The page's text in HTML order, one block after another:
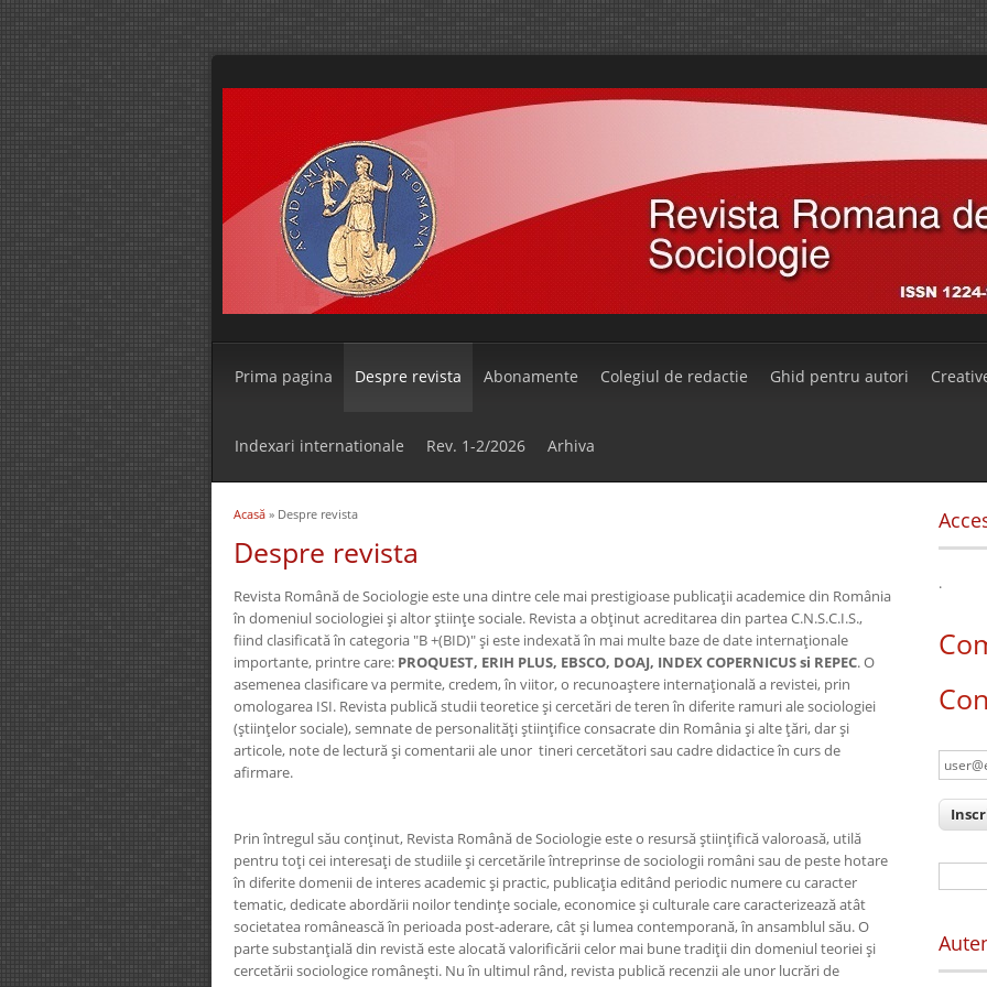
Prima pagina Despre revista Abonamente Colegiul de redactie Ghid pentru autori
Indexari internationale Rev. 1-2/2026 Arhiva
Eşti aici
Acasă » Despre revista
Despre revista
Revista Română de Sociologie este una dintre cele mai prestigioase publicaţii academice din România
în domeniul sociologiei şi altor ştiinţe sociale. Revista a obţinut acreditarea din partea C.N.S.C.I.S.,
fiind clasificată în categoria "B +(BID)" şi este indexată în mai multe baze de date internaţionale
importante, printre care: PROQUEST, ERIH PLUS, EBSCO, DOAJ, INDEX COPERNICUS si REPEC. O
asemenea clasificare va permite, credem, în viitor, o recunoaştere internaţională a revistei, prin
omologarea ISI. Revista publică studii teoretice şi cercetări de teren în diferite ramuri ale sociologiei
(ştiinţelor sociale), semnate de personalităţi ştiinţifice consacrate din România şi alte ţări, dar şi
articole, note de lectură şi comentarii ale unor tineri cercetători sau cadre didactice în curs de
afirmare.
Prin întregul său conţinut, Revista Română de Sociologie este o resursă ştiinţifică valoroasă, utilă
pentru toţi cei interesaţi de studiile şi cercetările întreprinse de sociologii români sau de peste hotare
în diferite domenii de interes academic şi practic, publicaţia editând periodic numere cu caracter
tematic, dedicate abordării noilor tendinţe sociale, economice şi culturale care caracterizează atât
societatea românească în perioada post-aderare, cât şi lumea contemporană, în ansamblul său. O
parte substanţială din revistă este alocată valorificării celor mai bune tradiţii din domeniul teoriei şi
cercetării sociologice româneşti. Nu în ultimul rând, revista publică recenzii ale unor lucrări de
.